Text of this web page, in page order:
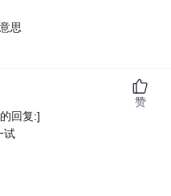
思
回复:]
试
赞